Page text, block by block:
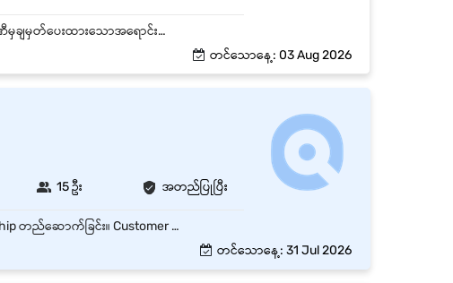
- မိမိကုန်ပစ္စည်းနှင့်ပတ်သက်၍ Customer များအားရှင်းလင်းဖြေကြားပေးရမည်။ - ကုမ္ပဏီမှချမှတ်ပေးထားသောအရောင်းကောင်တာများတွင် တာဝန်ယူရောင်းချပေးရမည်။ - အရောင်း Report များ ၊ ကုန်ပစ္စည်းနှင့်ပတ်သက်သည့်သတင်းအချက်အလက်များ အားအစီရင်ခံတင်ပြရမည်။ - အရောင်း Target များအားပြည့်မီအောင်ရောင်းချနိုင်ရမည်။ - ကုမ္ပဏီမှချမှတ်ထားသောစည်းကမ်းများအားလိုက်နာနိုင်ရမည်။
တင်သောနေ့: 03 Aug 2026
15 ဦး အတည်ပြုပြီး
Customer Sites များသို့ သွားရောက်တွေ့ဆုံပြီး ကောင်းမွန်သော Customer Relationship တည်ဆောက်ခြင်း။ Customer လိုအပ်ချက်များကို နားလည်ပြီး သင့်လျော်သော Sales Solutions များ ပေးခြင်း။ Team နှင့် ပူးပေါင်း၍ လုပ်ငန်းရည်မှန်းချက်များ အောင်မြင်အောင် ဆောင်ရွက်ခြင်း။ Market Information, Customer Feedback များကို Supervisor ထံတင်ပြခြင်း။
တင်သောနေ့: 31 Jul 2026